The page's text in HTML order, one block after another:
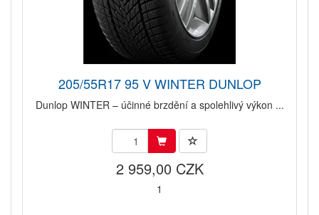
205/55R17 95 V WINTER DUNLOP
Dunlop WINTER – účinné brzdění a spolehlivý výkon ...
2 959,00 CZK
1